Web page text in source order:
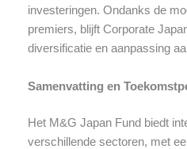
investeringen. Ondanks de
premiers, blijft Corporate
diversificatie en aanpassing
Samenvatting en
Het M&G Japan Fund biedt
verschillende sectoren, met